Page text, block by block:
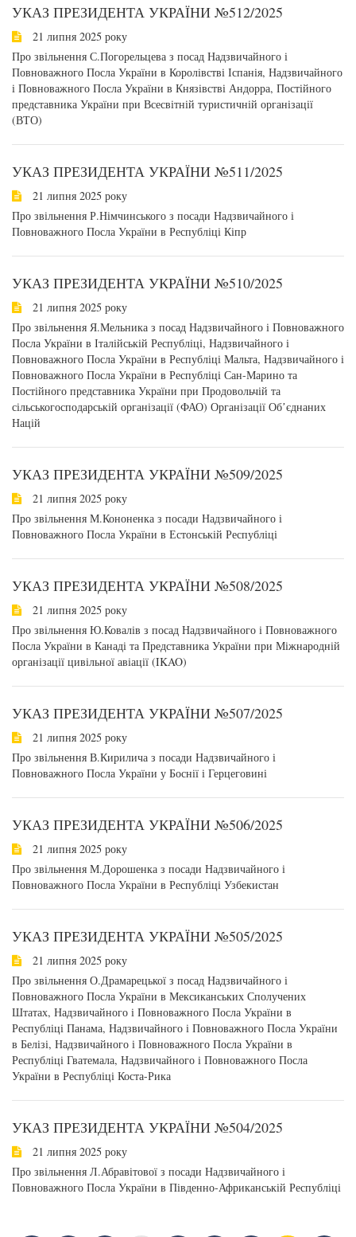
УКАЗ ПРЕЗИДЕНТА УКРАЇНИ №512/2025
21 липня 2025 року
Про звільнення С.Погорельцева з посад Надзвичайного і
Повноважного Посла України в Королівстві Іспанія, Надзвичайного
і Повноважного Посла України в Князівстві Андорра, Постійного
представника України при Всесвітній туристичній організації
(ВТО)
УКАЗ ПРЕЗИДЕНТА УКРАЇНИ №511/2025
21 липня 2025 року
Про звільнення Р.Німчинського з посади Надзвичайного і
Повноважного Посла України в Республіці Кіпр
УКАЗ ПРЕЗИДЕНТА УКРАЇНИ №510/2025
21 липня 2025 року
Про звільнення Я.Мельника з посад Надзвичайного і Повноважного
Посла України в Італійській Республіці, Надзвичайного і
Повноважного Посла України в Республіці Мальта, Надзвичайного і
Повноважного Посла України в Республіці Сан-Марино та
Постійного представника України при Продовольчій та
сільськогосподарській організації (ФАО) Організації Обʼєднаних
Націй
УКАЗ ПРЕЗИДЕНТА УКРАЇНИ №509/2025
21 липня 2025 року
Про звільнення М.Кононенка з посади Надзвичайного і
Повноважного Посла України в Естонській Республіці
УКАЗ ПРЕЗИДЕНТА УКРАЇНИ №508/2025
21 липня 2025 року
Про звільнення Ю.Ковалів з посад Надзвичайного і Повноважного
Посла України в Канаді та Представника України при Міжнародній
організації цивільної авіації (IKAO)
УКАЗ ПРЕЗИДЕНТА УКРАЇНИ №507/2025
21 липня 2025 року
Про звільнення В.Кирилича з посади Надзвичайного і
Повноважного Посла України у Боснії і Герцеговині
УКАЗ ПРЕЗИДЕНТА УКРАЇНИ №506/2025
21 липня 2025 року
Про звільнення М.Дорошенка з посади Надзвичайного і
Повноважного Посла України в Республіці Узбекистан
УКАЗ ПРЕЗИДЕНТА УКРАЇНИ №505/2025
21 липня 2025 року
Про звільнення О.Драмарецької з посад Надзвичайного і
Повноважного Посла України в Мексиканських Сполучених
Штатах, Надзвичайного і Повноважного Посла України в
Республіці Панама, Надзвичайного і Повноважного Посла України
в Белізі, Надзвичайного і Повноважного Посла України в
Республіці Гватемала, Надзвичайного і Повноважного Посла
України в Республіці Коста-Рика
УКАЗ ПРЕЗИДЕНТА УКРАЇНИ №504/2025
21 липня 2025 року
Про звільнення Л.Абравітової з посади Надзвичайного і
Повноважного Посла України в Південно-Африканській Республіці